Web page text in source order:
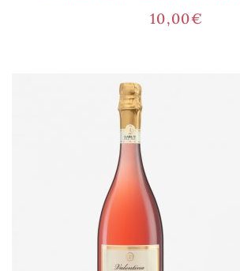
10,00€